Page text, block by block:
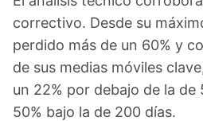
correctivo. Desde su
perdido más de un 60% y
de sus medias móviles
un 22% por debajo de la de
50% bajo la de 200 días.